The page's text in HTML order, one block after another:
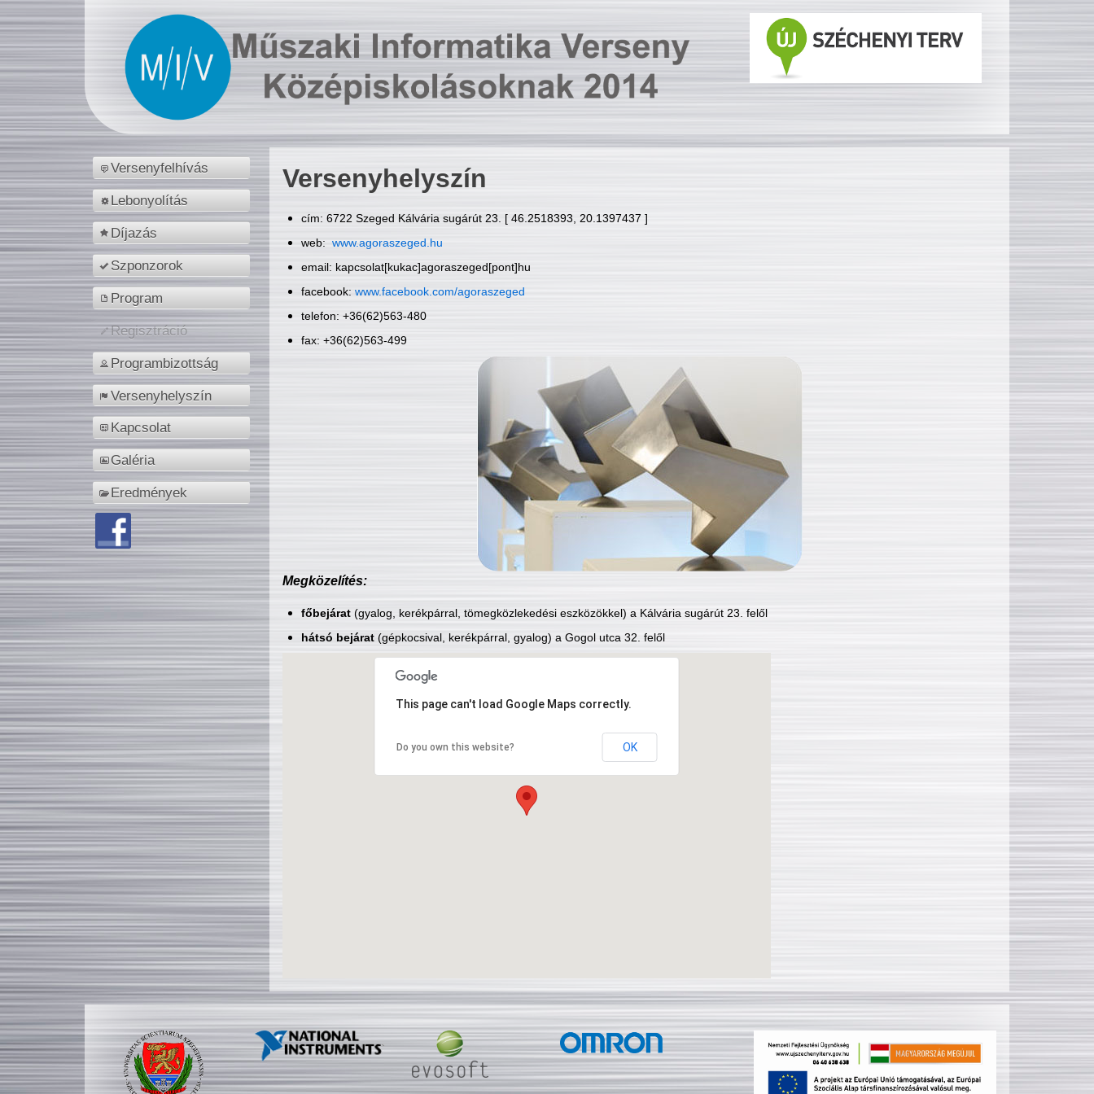
Versenyfelhívás
Lebonyolítás
Díjazás
Szponzorok
Program
Regisztráció
Programbizottság
Versenyhelyszín
Kapcsolat
Galéria
Eredmények
Versenyhelyszín
cím: 6722 Szeged Kálvária sugárút 23. [ 46.2518393, 20.1397437 ]
web: www.agoraszeged.hu
email: kapcsolat[kukac]agoraszeged[pont]hu
facebook: www.facebook.com/agoraszeged
telefon: +36(62)563-480
fax: +36(62)563-499
Megközelítés:
főbejárat(gyalog, kerékpárral, tömegközlekedési eszközökkel) a Kálvária sugárút 23. felől
hátsó bejárat(gépkocsival, kerékpárral, gyalog) a Gogol utca 32. felől
This page can't load Google Maps correctly.
Do you own this website? OK